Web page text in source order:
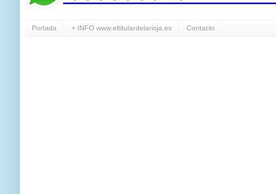
Portada + INFO www.eltitulardelarioja.es Contacto